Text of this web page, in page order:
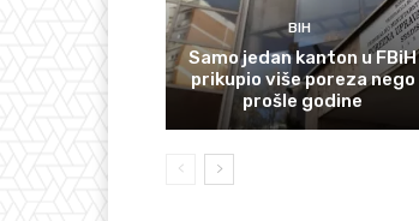
BIH
Samo jedan kanton u FBiH
prikupio više poreza nego
prošle godine